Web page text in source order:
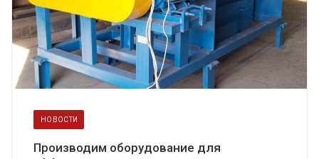
НОВОСТИ
Производим оборудование для